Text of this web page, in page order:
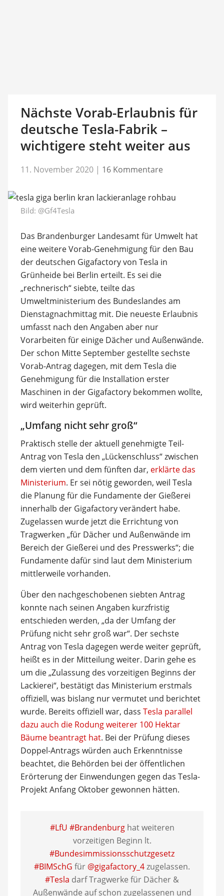
Nächste Vorab-Erlaubnis für
deutsche Tesla-Fabrik –
wichtigere steht weiter aus
11. November 2020 | 16 Kommentare
Bild: @Gf4Tesla
Das Brandenburger Landesamt für Umwelt hat
eine weitere Vorab-Genehmigung für den Bau
der deutschen Gigafactory von Tesla in
Grünheide bei Berlin erteilt. Es sei die
„rechnerisch“ siebte, teilte das
Umweltministerium des Bundeslandes am
Dienstagnachmittag mit. Die neueste Erlaubnis
umfasst nach den Angaben aber nur
Vorarbeiten für einige Dächer und Außenwände.
Der schon Mitte September gestellte sechste
Vorab-Antrag dagegen, mit dem Tesla die
Genehmigung für die Installation erster
Maschinen in der Gigafactory bekommen wollte,
wird weiterhin geprüft.
„Umfang nicht sehr groß“
Praktisch stelle der aktuell genehmigte Teil-
Antrag von Tesla den „Lückenschluss“ zwischen
dem vierten und dem fünften dar, erklärte das
Ministerium. Er sei nötig geworden, weil Tesla
die Planung für die Fundamente der Gießerei
innerhalb der Gigafactory verändert habe.
Zugelassen wurde jetzt die Errichtung von
Tragwerken „für Dächer und Außenwände im
Bereich der Gießerei und des Presswerks“; die
Fundamente dafür sind laut dem Ministerium
mittlerweile vorhanden.
Über den nachgeschobenen siebten Antrag
konnte nach seinen Angaben kurzfristig
entschieden werden, „da der Umfang der
Prüfung nicht sehr groß war“. Der sechste
Antrag von Tesla dagegen werde weiter geprüft,
heißt es in der Mitteilung weiter. Darin gehe es
um die „Zulassung des vorzeitigen Beginns der
Lackierei“, bestätigt das Ministerium erstmals
offiziell, was bislang nur vermutet und berichtet
wurde. Bereits offiziell war, dass Tesla parallel
dazu auch die Rodung weiterer 100 Hektar
Bäume beantragt hat. Bei der Prüfung dieses
Doppel-Antrags würden auch Erkenntnisse
beachtet, die Behörden bei der öffentlichen
Erörterung der Einwendungen gegen das Tesla-
Projekt Anfang Oktober gewonnen hätten.
#LfU #Brandenburghat weiteren
vorzeitigen Beginn lt.
#Bundesimmissionsschutzgesetz
#BIMSchG für @gigafactory_4zugelassen.
#Tesla darf Tragwerke für Dächer &
Außenwände auf schon zugelassenen und